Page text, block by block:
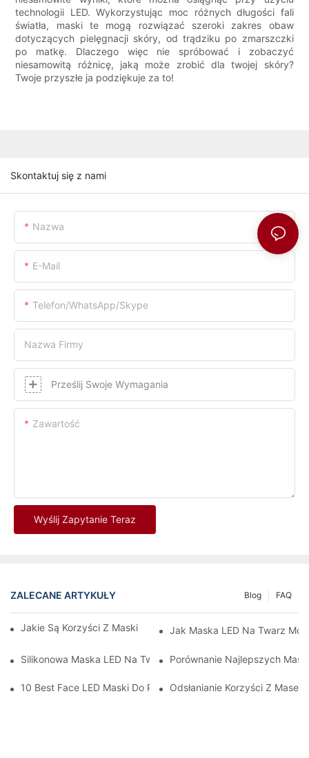
technologii LED. Wykorzystując moc różnych długości fali
światła, maski te mogą rozwiązać szeroki zakres obaw
dotyczących pielęgnacji skóry, od trądziku po zmarszczki
po matkę. Dlaczego więc nie spróbować i zobaczyć
niesamowitą różnicę, jaką może zrobić dla twojej skóry?
Twoje przyszłe ja podziękuje za to!
Skontaktuj się z nami
Nazwa
E-Mail
Telefon/WhatsApp/Skype
Nazwa Firmy
Prześlij Swoje Wymagania
Zawartość
Wyślij Zapytanie Teraz
ZALECANE ARTYKUŁY FAQ
Blog
Jakie Są Korzyści Z Maski LED? Kompletny Przewodnik
Jak Maska ​​LED Na Twarz
Silikonowa Maska LED Na Twarz: Komfort I Skuteczność Terapii
Porównanie Najlepszych
10 Best Face LED Maski Do Przekształcenia Rutyny Pielęgnacji
Odsłanianie Korzyści Z